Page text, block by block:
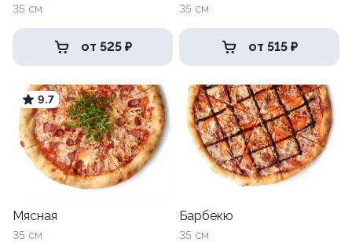
35 см
от 525 ₽
35 см
от 515 ₽
9.7
Мясная
35 см
Барбекю
35 см